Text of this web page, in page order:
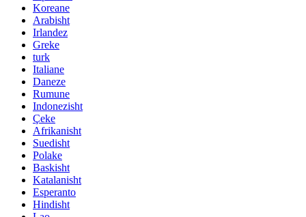
Koreane
Arabisht
Irlandez
Greke
turk
Italiane
Daneze
Rumune
Indonezisht
Çeke
Afrikanisht
Suedisht
Polake
Baskisht
Katalanisht
Esperanto
Hindisht